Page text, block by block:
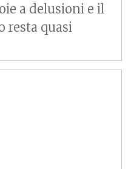
a delusioni e il
resta quasi